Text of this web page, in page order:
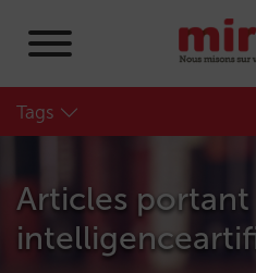
Tags
Articles portant